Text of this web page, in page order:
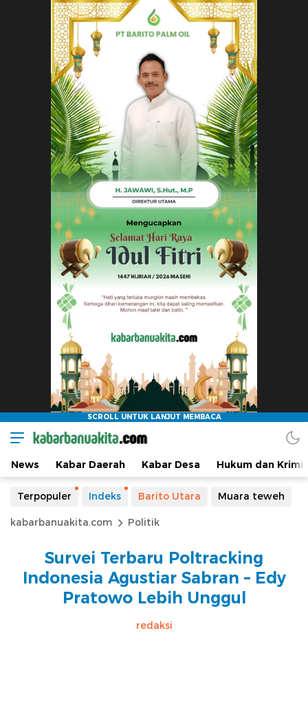
News Kabar Daerah Kabar Desa Hukum dan
Terpopuler Indeks Barito Utara Muara teweh
kabarbanuakita.com Politik
Survei Terbaru Poltracking
Indonesia Agustiar Sabran – Edy
Pratowo Lebih Unggul
redaksi